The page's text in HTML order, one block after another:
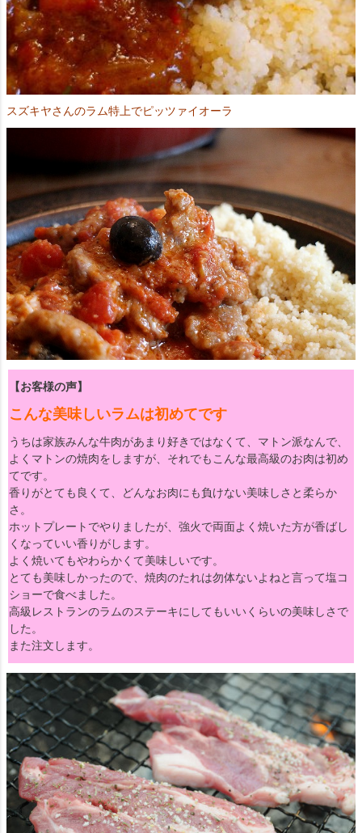
スズキヤさんのラム特上でピッツァイオーラ
【お客様の声】
こんな美味しいラムは初めてです
うちは家族みんな牛肉があまり好きではなくて、マトン派なんで、
よくマトンの焼肉をしますが、それでもこんな最高級のお肉は初め
てです。
香りがとても良くて、どんなお肉にも負けない美味しさと柔らか
さ。
ホットプレートでやりましたが、強火で両面よく焼いた方が香ばし
くなっていい香りがします。
よく焼いてもやわらかくて美味しいです。
とても美味しかったので、焼肉のたれは勿体ないよねと言って塩コ
ショーで食べました。
高級レストランのラムのステーキにしてもいいくらいの美味しさで
した。
また注文します。